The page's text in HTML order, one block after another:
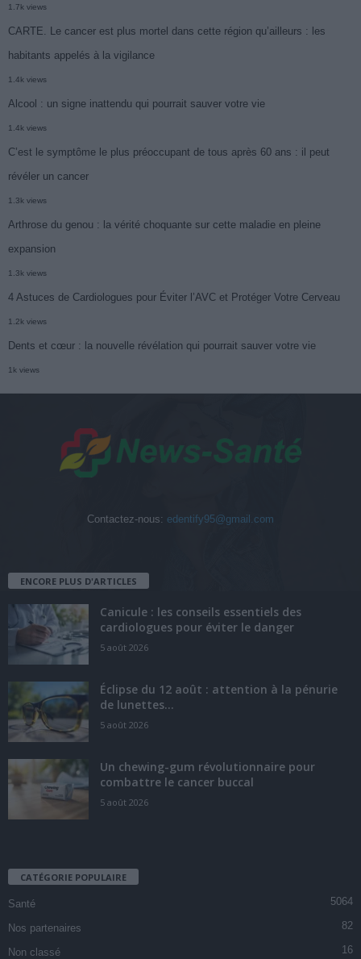
1.7k views
CARTE. Le cancer est plus mortel dans cette région qu’ailleurs : les
habitants appelés à la vigilance
1.4k views
Alcool : un signe inattendu qui pourrait sauver votre vie
1.4k views
C’est le symptôme le plus préoccupant de tous après 60 ans : il peut
révéler un cancer
1.3k views
Arthrose du genou : la vérité choquante sur cette maladie en pleine
expansion
1.3k views
4 Astuces de Cardiologues pour Éviter l’AVC et Protéger Votre Cerveau
1.2k views
Dents et cœur : la nouvelle révélation qui pourrait sauver votre vie
1k views
Contactez-nous: edentify95@gmail.com
ENCORE PLUS D'ARTICLES
Canicule : les conseils essentiels des
cardiologues pour éviter le danger
5 août 2026
Éclipse du 12 août : attention à la pénurie
de lunettes...
5 août 2026
Un chewing-gum révolutionnaire pour
combattre le cancer buccal
5 août 2026
CATÉGORIE POPULAIRE
Santé 5064
Nos partenaires 82
Non classé 16